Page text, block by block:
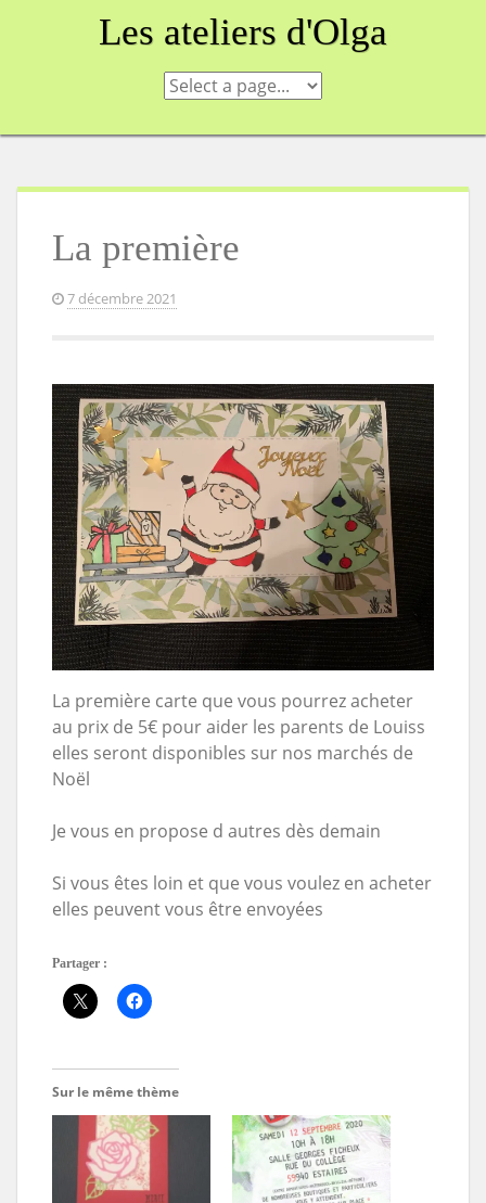
Les ateliers d'Olga
La première
7 décembre 2021
La première carte que vous pourrez acheter
au prix de 5€ pour aider les parents de Louiss
elles seront disponibles sur nos marchés de
Noël
Je vous en propose d autres dès demain
Si vous êtes loin et que vous voulez en acheter
elles peuvent vous être envoyées
Partager :
Sur le même thème